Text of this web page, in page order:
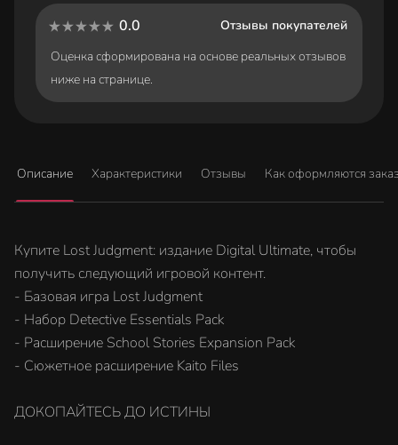
0.0
Отзывы покупателей
Оценка сформирована на основе реальных отзывов
ниже на странице.
Описание Характеристики Отзывы Как оформляются
Купите Lost Judgment: издание Digital Ultimate, чтобы
получить следующий игровой контент.
- Базовая игра Lost Judgment
- Набор Detective Essentials Pack
- Расширение School Stories Expansion Pack
- Сюжетное расширение Kaito Files
ДОКОПАЙТЕСЬ ДО ИСТИНЫ